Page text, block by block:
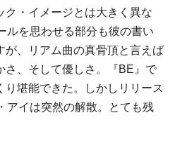
ク・イメージとは大きく異な
ルを思わせる部分も彼の書い
が、リアム曲の真骨頂と言えば
さ、そして優しさ。『BE』で
り堪能できた。しかしリリース
アイは突然の解散。とても残